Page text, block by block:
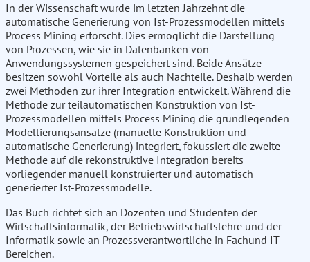
In der Wissenschaft wurde im letzten Jahrzehnt die
automatische Generierung von Ist-Prozessmodellen mittels
Process Mining erforscht. Dies ermöglicht die Darstellung
von Prozessen, wie sie in Datenbanken von
Anwendungssystemen gespeichert sind. Beide Ansätze
besitzen sowohl Vorteile als auch Nachteile. Deshalb werden
zwei Methoden zur ihrer Integration entwickelt. Während die
Methode zur teilautomatischen Konstruktion von Ist-
Prozessmodellen mittels Process Mining die grundlegenden
Modellierungsansätze (manuelle Konstruktion und
automatische Generierung) integriert, fokussiert die zweite
Methode auf die rekonstruktive Integration bereits
vorliegender manuell konstruierter und automatisch
generierter Ist-Prozessmodelle.
Das Buch richtet sich an Dozenten und Studenten der
Wirtschaftsinformatik, der Betriebswirtschaftslehre und der
Informatik sowie an Prozessverantwortliche in Fachund IT-
Bereichen.